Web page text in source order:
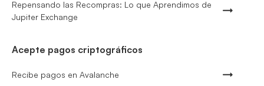
Repensando las Recompras: Lo que Aprendimos de
Jupiter Exchange
Acepte pagos criptográficos
Recibe pagos en Avalanche